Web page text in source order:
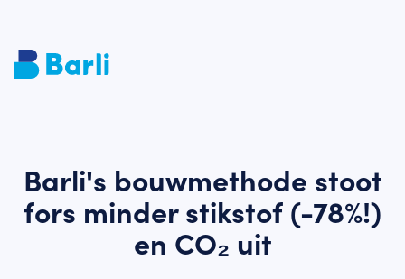
Barli's bouwmethode stoot
fors minder stikstof (-78%!)
en CO₂ uit